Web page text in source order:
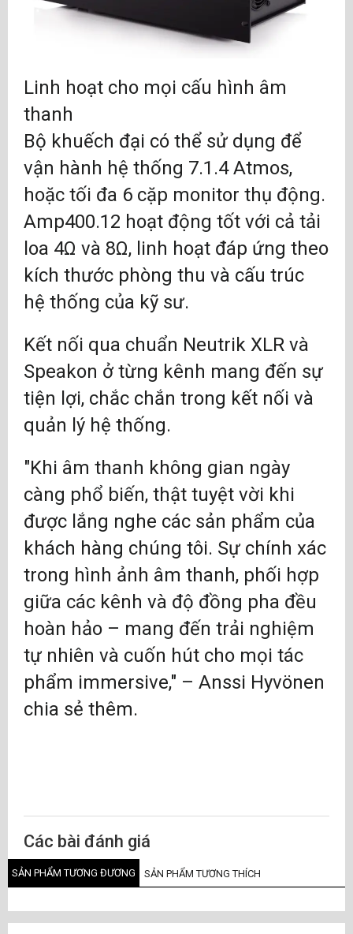
Linh hoạt cho mọi cấu hình âm
thanh
Bộ khuếch đại có thể sử dụng để
vận hành hệ thống 7.1.4 Atmos,
hoặc tối đa 6 cặp monitor thụ động.
Amp400.12 hoạt động tốt với cả tải
loa 4Ω và 8Ω, linh hoạt đáp ứng theo
kích thước phòng thu và cấu trúc
hệ thống của kỹ sư.
Kết nối qua chuẩn Neutrik XLR và
Speakon ở từng kênh mang đến sự
tiện lợi, chắc chắn trong kết nối và
quản lý hệ thống.
"Khi âm thanh không gian ngày
càng phổ biến, thật tuyệt vời khi
được lắng nghe các sản phẩm của
khách hàng chúng tôi. Sự chính xác
trong hình ảnh âm thanh, phối hợp
giữa các kênh và độ đồng pha đều
hoàn hảo – mang đến trải nghiệm
tự nhiên và cuốn hút cho mọi tác
phẩm immersive," – Anssi Hyvönen
chia sẻ thêm.
Các bài đánh giá
SẢN PHẨM TƯƠNG ĐƯƠNG SẢN PHẨM TƯƠNG THÍCH